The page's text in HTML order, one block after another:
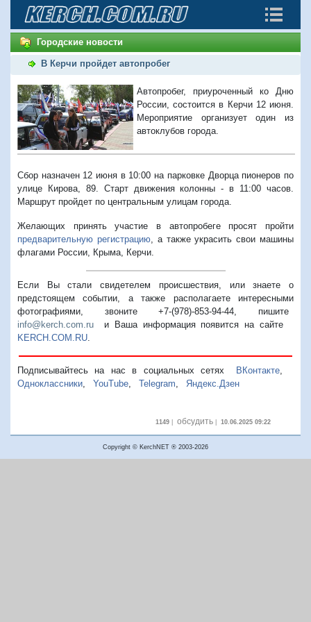
Городские новости
В Керчи пройдет автопробег
Автопробег, приуроченный ко Дню
России, состоится в Керчи 12 июня.
Мероприятие организует один из
автоклубов города.
Сбор назначен 12 июня в 10:00 на парковке Дворца пионеров по
улице Кирова, 89. Старт движения колонны - в 11:00 часов.
Маршрут пройдет по центральным улицам города.
Желающих принять участие в автопробеге просят пройти
предварительную регистрацию, а также украсить свои машины
флагами России, Крыма, Керчи.
Если Вы стали свидетелем происшествия, или знаете о
предстоящем событии, а также располагаете интересными
фотографиями, звоните +7-(978)-853-94-44, пишите
info@kerch.com.ru и Ваша информация появится на сайте
KERCH.COM.RU
Подписывайтесь на нас в социальных сетях ВКонтакте,
Одноклассники
YouTube Telegram Яндекс.Дзен
1149| обсудить| 10.06.2025 09:22
Copyright © KerchNET ® 2003-2026